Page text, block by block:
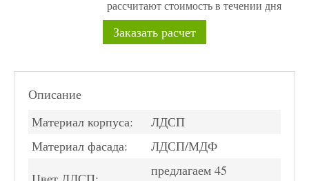
рассчитают стоимость в течении дня
Заказать расчет
Описание
Материал корпуса:
ЛДСП
Материал фасада:
ЛДСП/МДФ
предлагаем 45